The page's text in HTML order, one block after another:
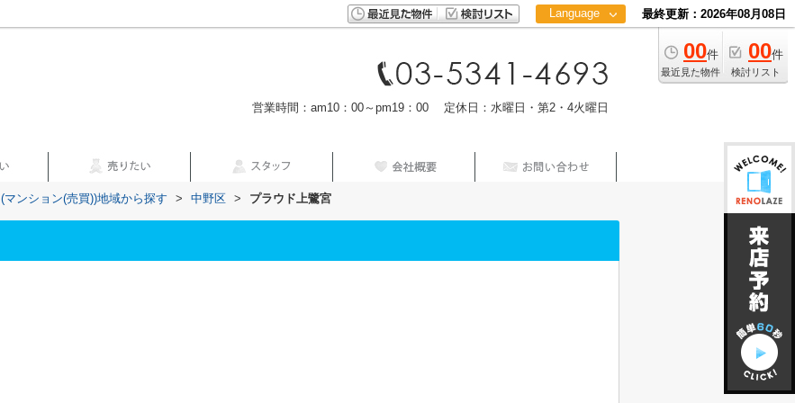
Language
中文
最終更新：2026年08月08日
00件
最近見た物件
00件
検討リスト
営業時間：am10：00～pm19：00 定休日：水曜日・第2・4火曜日
(マンション(売買))地域から探す > 中野区 > プラウド上鷺宮